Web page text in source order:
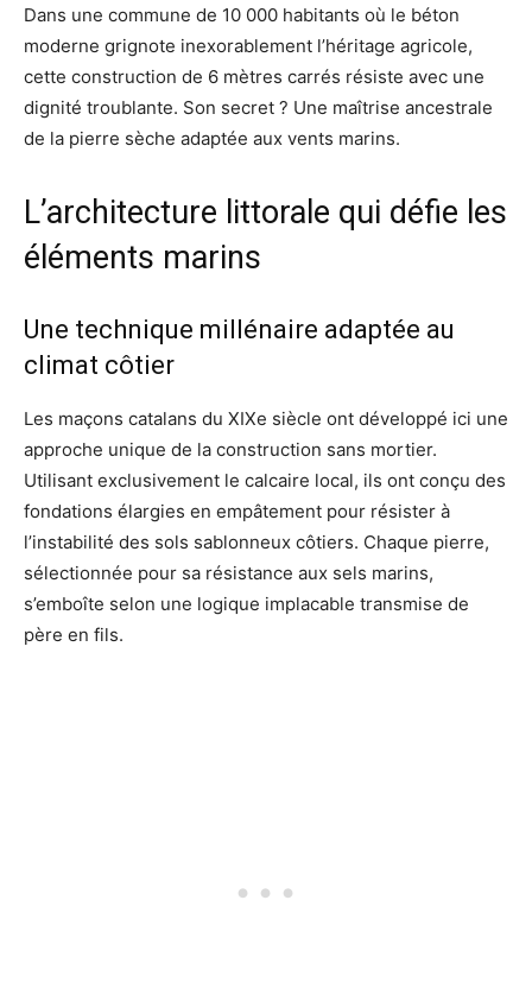
Dans une commune de 10 000 habitants où le béton
moderne grignote inexorablement l’héritage agricole,
cette construction de 6 mètres carrés résiste avec une
dignité troublante. Son secret ? Une maîtrise ancestrale
de la pierre sèche adaptée aux vents marins.
L’architecture littorale qui défie les
éléments marins
Une technique millénaire adaptée au
climat côtier
Les maçons catalans du XIXe siècle ont développé ici une
approche unique de la construction sans mortier.
Utilisant exclusivement le calcaire local, ils ont conçu des
fondations élargies en empâtement pour résister à
l’instabilité des sols sablonneux côtiers. Chaque pierre,
sélectionnée pour sa résistance aux sels marins,
s’emboîte selon une logique implacable transmise de
père en fils.